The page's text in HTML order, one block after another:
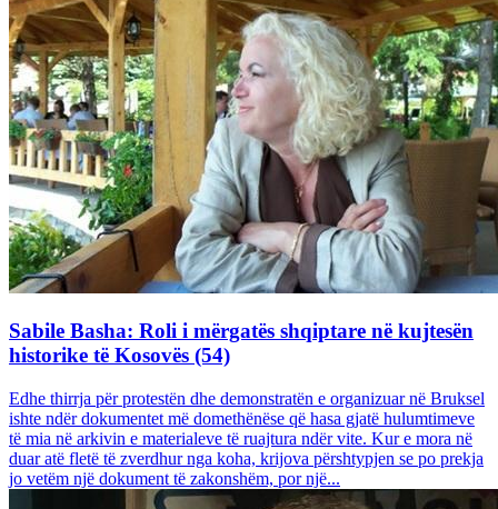
Sabile Basha: Roli i mërgatës shqiptare në kujtesën
historike të Kosovës (54)
Edhe thirrja për protestën dhe demonstratën e organizuar në Bruksel
ishte ndër dokumentet më domethënëse që hasa gjatë hulumtimeve
të mia në arkivin e materialeve të ruajtura ndër vite. Kur e mora në
duar atë fletë të zverdhur nga koha, krijova përshtypjen se po prekja
jo vetëm një dokument të zakonshëm, por një...